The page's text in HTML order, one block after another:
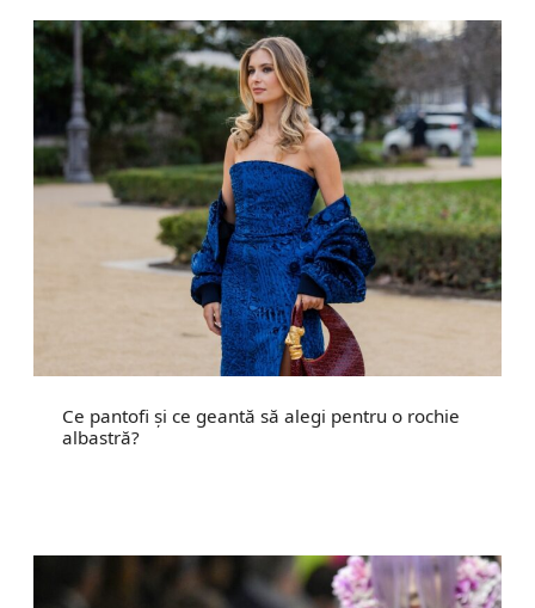
Ce pantofi și ce geantă să alegi pentru o rochie
albastră?